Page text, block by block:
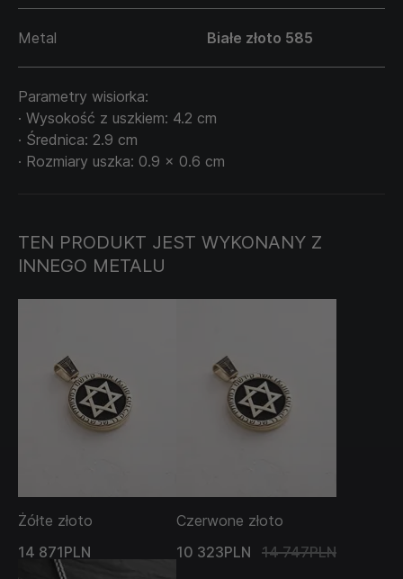
"Jeśli zapomnę cię, Jerozolimo, niech zapomnę o
swojej prawej ręce". Te słowa wyrażają głębokie
Ten wisiorek jest amuletem duchowej siły, oddania i
odwiecznego powiązania historii z tradycją. Noszenie
tej ozdoby to wyraz osobistej wiary, szacunku do
religijnych obowiązków i głębokiej miłości do
w cenę produktu.
Metal Białe złoto 585
Parametry wisiorka:
· Wysokość z uszkiem: 4.2 cm
· Średnica: 2.9 cm
· Rozmiary uszka: 0.9 x 0.6 cm
TEN PRODUKT JEST WYKONANY Z
INNEGO METALU
Żółte złoto
14 871PLN
Czerwone złoto
10 323PLN
14 747PLN